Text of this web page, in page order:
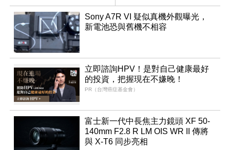
Sony A7R VI 疑似真機外觀曝光，
新電池恐與舊機不相容
立即諮詢HPV！是對自己健康最好
的投資，把握現在不嫌晚！
PR（台灣癌症基金會）
富士新一代中長焦主力鏡頭 XF 50-
140mm F2.8 R LM OIS WR II 傳將
與 X-T6 同步亮相